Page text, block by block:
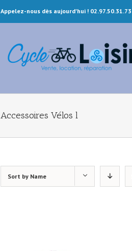
Appelez-nous dès aujourd'hui ! 02.97.50.31.73
Accessoires Vélos l
Sort by Name